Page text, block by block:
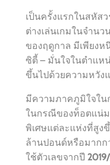
เป็นครั้งแรกในสหัส
ต่างเล่นเกมในจำน
ของฤดูกาล มีเพียงห
ซิตี้ – มั่นใจในตำแห
ขึ้นไปด้วยความหวัง
มีความภาคภูมิใจใน
ในกรณีของท็อตแน่ม
พิเศษแต่ละแห่งที่สูง
ล้านปอนด์หรือมากก
ใช้ตัวเลขจากปี